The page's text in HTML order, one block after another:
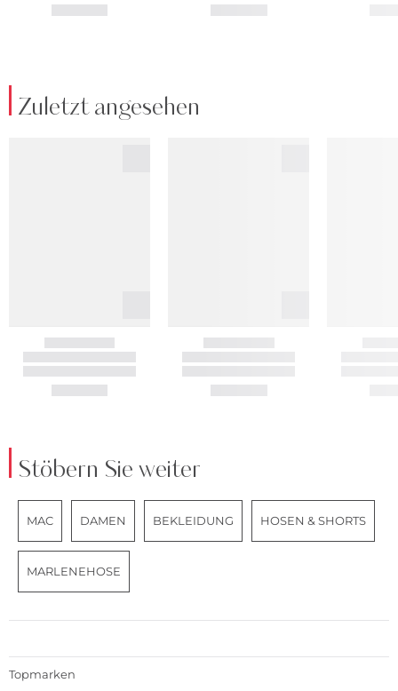
Zuletzt angesehen
Stöbern Sie weiter
MAC DAMEN BEKLEIDUNG HOSEN & SHORTS
MARLENEHOSE
Topmarken